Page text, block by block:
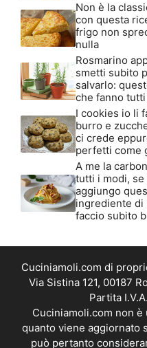
Non è la
con questa
frigo non
nulla
Rosmarino
smetti subito
salvarlo:
che fanno tutti
I cookies io li
burro e
ci crede
perfetti come
A me la
tutti i modi, se
aggiungo
ingrediente di
faccio subito
Cuciniamoli.com di
Via Sistina 121, 00187
Partita
Cuciniamoli.com non
quanto viene aggiornato
può pertanto